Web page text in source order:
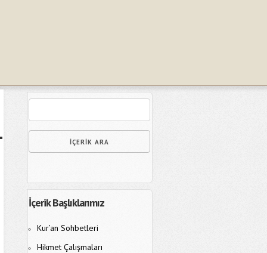
İçerik Başlıklarımız
Kur’an Sohbetleri
Hikmet Çalışmaları